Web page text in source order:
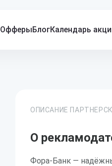
ОфферыБлогКалендарь
ОПИСАНИЕ
О
Фора-Банк —